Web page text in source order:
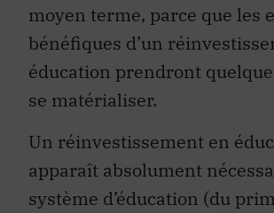
moyen terme, parce que les
bénéfiques d’un
éducation prendront
se matérialiser.
Un réinvestissement en
apparaît absolument
système d’éducation (du